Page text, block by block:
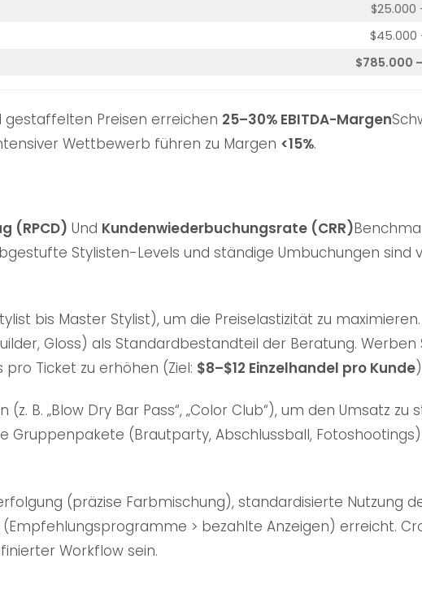
$25.000
$45.000
$785.000
Preisen erreichen 25–30% EBITDA-Margen
Wettbewerb führen zu Margen <15%.
(RPCD) Und Kundenwiederbuchungsrate (CRR)
Stylisten-Levels und ständige Umbuchungen sind
bis Master Stylist), um die Preiselastizität zu
Gloss) als Standardbestandteil der Beratung.
Ticket zu erhöhen (Ziel: $8–$12 Einzelhandel pro Kunde
B. „Blow Dry Bar Pass“, „Color Club“), um den Umsatz zu
Gruppenpakete (Brautparty, Abschlussball,
(präzise Farbmischung), standardisierte Nutzung
> bezahlte Anzeigen) erreicht.
Workflow sein.